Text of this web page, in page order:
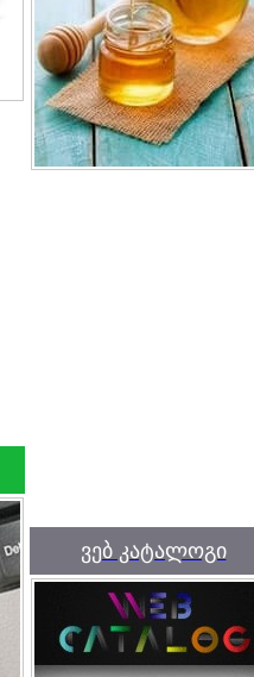
ვებ კატალოგი